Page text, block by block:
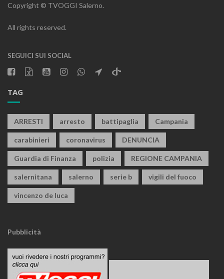
Copyright © TVOGGI Salerno.
All rights reserved.
SEGUICI SUI SOCIAL
TAG
ARRESTI arresto battipaglia Campania
carabinieri coronavirus DENUNCIA
Guardia di Finanza polizia REGIONE CAMPANIA
salernitana salerno serie b vigili del fuoco
vincenzo de luca
Pubblicità